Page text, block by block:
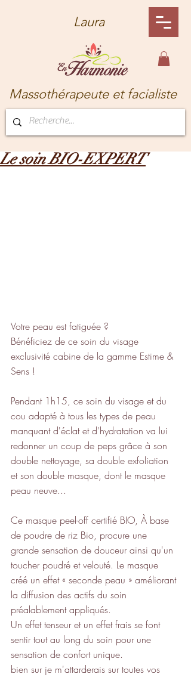
Laura
Massothérapeute et facialiste
Le soin BIO-EXPERT
Votre peau est fatiguée ?
Bénéficiez de ce soin du visage
exclusivité cabine de la gamme Estime &
Sens !
Pendant 1h15, ce soin du visage et du
cou adapté à tous les types de peau
manquant d'éclat et d'hydratation va lui
redonner un coup de peps grâce à son
double nettoyage, sa double exfoliation
et son double masque, dont le masque
peau neuve...
Ce masque peel-off certifié BIO, À base
de poudre de riz Bio, procure une
grande sensation de douceur ainsi qu'un
toucher poudré et velouté. Le masque
créé un effet « seconde peau » améliorant
la diffusion des actifs du soin
préalablement appliqués.
Un effet tenseur et un effet frais se font
sentir tout au long du soin pour une
sensation de confort unique.
bien sur je m'attarderais sur toutes vos